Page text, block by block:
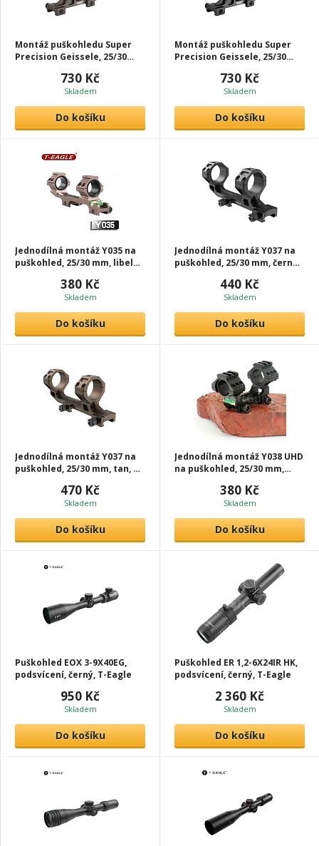
Montáž puškohledu Super
Precision Geissele, 25/30
730 Kč
Skladem
Do košíku
Montáž puškohledu Super
Precision Geissele, 25/30
730 Kč
Skladem
Do košíku
Jednodílná montáž Y035 na
puškohled, 25/30 mm, libela,
380 Kč
Skladem
Do košíku
Jednodílná montáž Y037 na
puškohled, 25/30 mm, černá,
440 Kč
Skladem
Do košíku
Jednodílná montáž Y037 na
puškohled, 25/30 mm, tan, T-
470 Kč
Skladem
Do košíku
Jednodílná montáž Y038 UHD
na puškohled, 25/30 mm,
380 Kč
Skladem
Do košíku
Puškohled EOX 3-9X40EG,
podsvícení, černý, T-Eagle
950 Kč
Skladem
Do košíku
Puškohled ER 1,2-6X24IR HK,
podsvícení, černý, T-Eagle
2 360 Kč
Skladem
Do košíku